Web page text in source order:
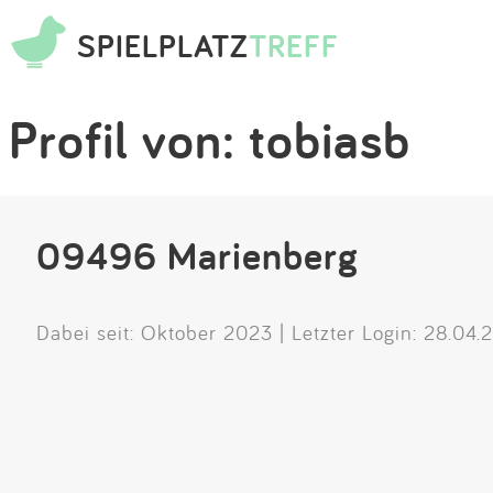
SPIELPLATZTREFF
Profil von: tobiasb
09496 Marienberg
Dabei seit: Oktober 2023 | Letzter Login: